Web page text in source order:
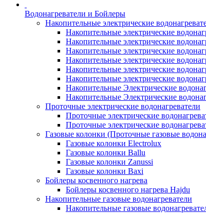
Водонагреватели и Бойлеры
Накопительные электрические
Накопительные электрические
Накопительные электрические
Накопительные электрические
Накопительные электрические
Накопительные электрические
Накопительные электрические
Накопительные Электрические
Накопительные Электрические
Проточные электрические водонагреватели
Проточные электрические
Проточные электрические
Газовые колонки (Проточные газовые
Газовые колонки Electrolux
Газовые колонки Ballu
Газовые колонки Zanussi
Газовые колонки Baxi
Бойлеры косвенного нагрева
Бойлеры косвенного нагрева Hajdu
Накопительные газовые водонагреватели
Накопительные газовые